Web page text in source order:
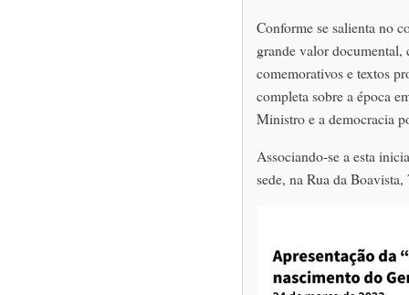
Conforme se salienta no
grande valor documental,
comemorativos e textos
completa sobre a época
Ministro e a democracia
Associando-se a esta
sede, na Rua da Boavista,